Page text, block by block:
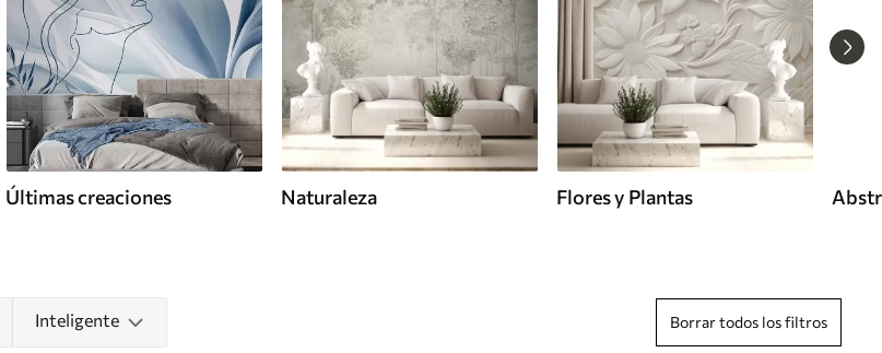
Últimas creaciones Naturaleza Flores y Plantas
Inteligente Borrar todos los filtros